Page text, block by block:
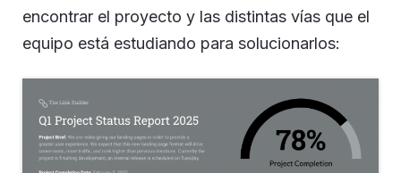
encontrar el proyecto y las distintas vías que el
equipo está estudiando para solucionarlos: